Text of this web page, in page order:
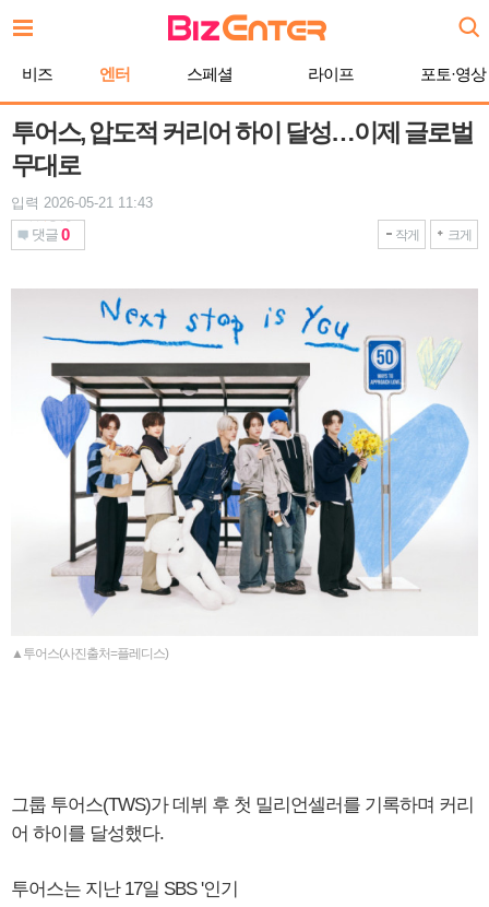
문
비즈 엔터 스페셜 라이프 포토·영상
투어스, 압도적 커리어 하이 달성…이제 글로벌
무대로
입력 2026-05-21 11:43
댓글 0 작게 크게
▲투어스(사진출처=플레디스)
그룹 투어스(TWS)가 데뷔 후 첫 밀리언셀러를 기록하며 커리
어 하이를 달성했다.
투어스는 지난 17일 SBS '인기